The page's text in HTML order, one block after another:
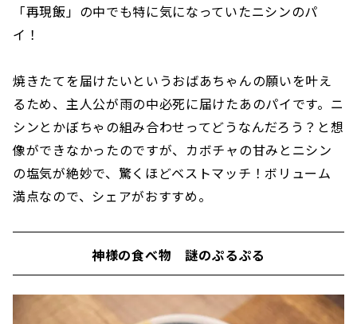
「再現飯」の中でも特に気になっていたニシンのパ
イ！
焼きたてを届けたいというおばあちゃんの願いを叶え
るため、主人公が雨の中必死に届けたあのパイです。ニ
シンとかぼちゃの組み合わせってどうなんだろう？と想
像ができなかったのですが、カボチャの甘みとニシン
の塩気が絶妙で、驚くほどベストマッチ！ボリューム
満点なので、シェアがおすすめ。
神様の食べ物 謎のぷるぷる